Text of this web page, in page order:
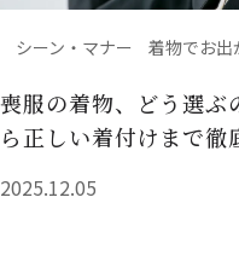
シーン・マナー 着物でお出
喪服の着物、どう選ぶ
ら正しい着付けまで徹
2025.12.05